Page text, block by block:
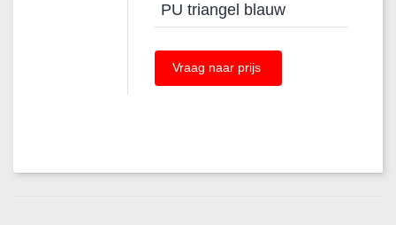
PU triangel blauw
Vraag naar prijs